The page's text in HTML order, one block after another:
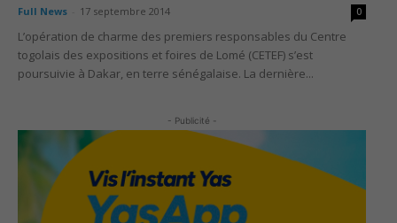
Full News 17 septembre 2014 0
L’opération de charme des premiers responsables du Centre
togolais des expositions et foires de Lomé (CETEF) s’est
poursuivie à Dakar, en terre sénégalaise. La dernière...
- Publicité -